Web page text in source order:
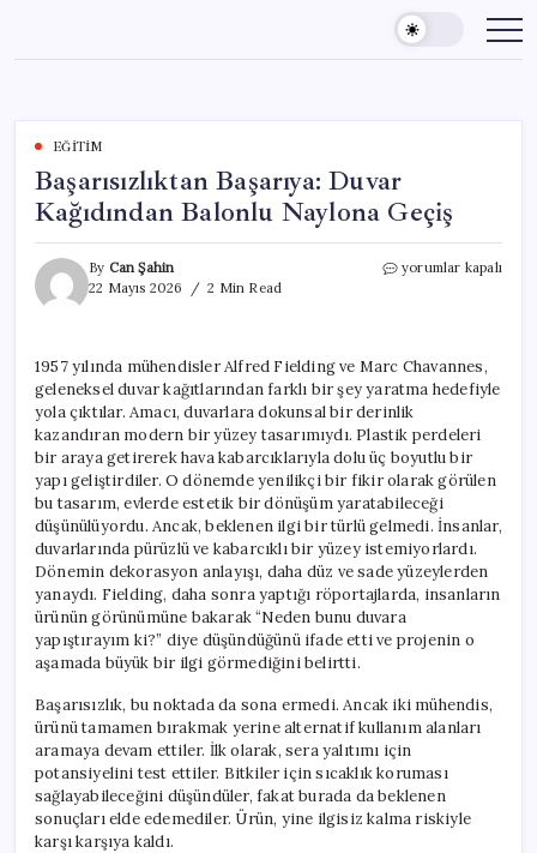
content
EĞITIM
Başarısızlıktan Başarıya: Duvar
Kağıdından Balonlu Naylona Geçiş
By Can Şahin
22 Mayıs 2026
2 Min Read
Başarısızlıktan
Naylona
Geçiş
için
yorumlar kapalı
1957 yılında mühendisler Alfred Fielding ve Marc Chavannes,
geleneksel duvar kağıtlarından farklı bir şey yaratma hedefiyle
yola çıktılar. Amacı, duvarlara dokunsal bir derinlik
kazandıran modern bir yüzey tasarımıydı. Plastik perdeleri
bir araya getirerek hava kabarcıklarıyla dolu üç boyutlu bir
yapı geliştirdiler. O dönemde yenilikçi bir fikir olarak görülen
bu tasarım, evlerde estetik bir dönüşüm yaratabileceği
düşünülüyordu. Ancak, beklenen ilgi bir türlü gelmedi. İnsanlar,
duvarlarında pürüzlü ve kabarcıklı bir yüzey istemiyorlardı.
Dönemin dekorasyon anlayışı, daha düz ve sade yüzeylerden
yanaydı. Fielding, daha sonra yaptığı röportajlarda, insanların
ürünün görünümüne bakarak “Neden bunu duvara
yapıştırayım ki?” diye düşündüğünü ifade etti ve projenin o
aşamada büyük bir ilgi görmediğini belirtti.
Başarısızlık, bu noktada da sona ermedi. Ancak iki mühendis,
ürünü tamamen bırakmak yerine alternatif kullanım alanları
aramaya devam ettiler. İlk olarak, sera yalıtımı için
potansiyelini test ettiler. Bitkiler için sıcaklık koruması
sağlayabileceğini düşündüler, fakat burada da beklenen
sonuçları elde edemediler. Ürün, yine ilgisiz kalma riskiyle
karşı karşıya kaldı.